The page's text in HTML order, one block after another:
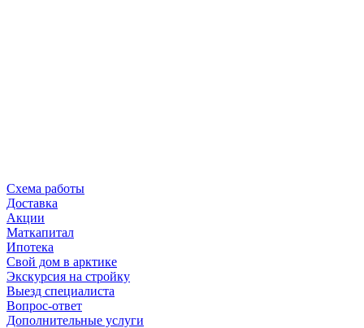
Схема работы
Доставка
Акции
Маткапитал
Ипотека
Свой дом в арктике
Экскурсия на стройку
Выезд специалиста
Вопрос-ответ
Дополнительные услуги